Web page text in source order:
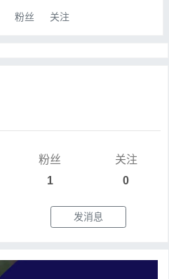
粉丝 关注
粉丝
1
关注
0
发消息